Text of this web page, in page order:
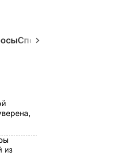
Спецпроекты
из